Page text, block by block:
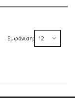
Εμφάνιση: